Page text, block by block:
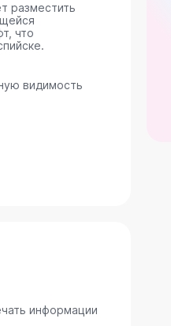
разместить
что
видимость
информации